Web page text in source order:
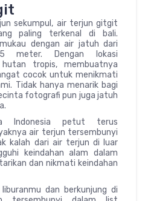
sekumpul, air terjun gitgit
paling terkenal di bali.
dengan air jatuh dari
meter. Dengan lokasi
tropis, membuatnya
cocok untuk menikmati
Tidak hanya menarik bagi
fotografi pun juga jatuh
Indonesia petut terus
air terjun tersembunyi
kalah dari air terjun di luar
keindahan alam dalam
dan nikmati keindahan
dan berkunjung di